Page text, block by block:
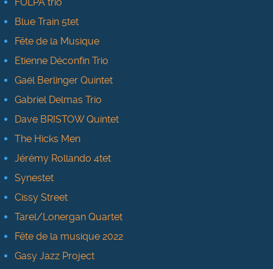
Blue Train 5tet
Fête de la Musique
Etienne Déconfin Trio
Gaël Berlinger Quintet
Gabriel Delmas Trio
Dave BRISTOW Quintet
The Hicks Men
Jérémy Rollando 4tet
Synestet
Cissy Street
Tarel/Lonergan Quartet
Fête de la musique 2022
Gasy Jazz Project